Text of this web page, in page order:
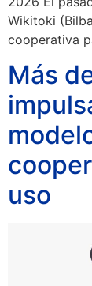
Wikitoki
cooperativa
Más
uso